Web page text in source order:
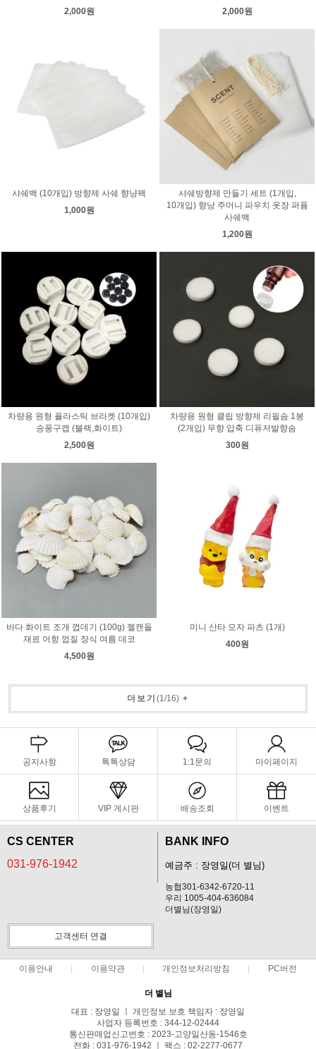
2,000원
2,000원
샤쉐백 (10개입) 방향제 사쉐 향냥팩
1,000원
샤쉐방향제 만들기 세트 (1개입,
10개입) 향낭 주머니 파우치 옷장 퍼퓸
사쉐백
1,200원
차량용 원형 플라스틱 브라켓 (10개입)
송풍구캡 (블랙,화이트)
2,500원
차량용 원형 클립 방향제 리필솜 1봉
(2개입) 무향 압축 디퓨저발향솜
300원
바다 화이트 조개 껍데기 (100g) 젤캔들
재료 어항 껍질 장식 여름 데코
4,500원
미니 산타 모자 파츠 (1개)
400원
더보기 (1/16) +
공지사항 톡톡상담 1:1문의 마이페이지
상품후기 VIP 게시판 배송조회 이벤트
CS CENTER
031-976-1942
BANK INFO
예금주 : 장영일(더 별님)
농협301-6342-6720-11
우리 1005-404-636084
더별님(장영일)
고객센터 연결
이용안내 이용약관 개인정보처리방침 PC버전
더 별님
대표 : 장영일 ㅣ 개인정보 보호 책임자 : 장영일
사업자 등록번호 : 344-12-02444
통신판매업신고번호 : 2023-고양일산동-1546호
전화 : 031-976-1942 ㅣ 팩스 : 02-2277-0677